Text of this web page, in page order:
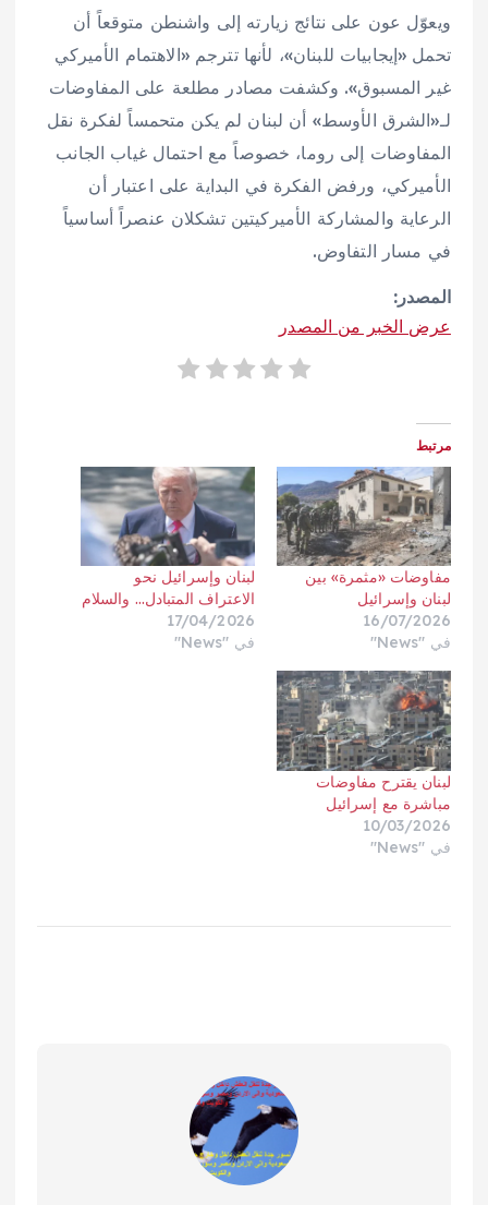
ويعوّل عون على نتائج زيارته إلى واشنطن متوقعاً أن
تحمل «إيجابيات للبنان»، لأنها تترجم «الاهتمام الأميركي
غير المسبوق». وكشفت مصادر مطلعة على المفاوضات
لـ«الشرق الأوسط» أن لبنان لم يكن متحمساً لفكرة نقل
المفاوضات إلى روما، خصوصاً مع احتمال غياب الجانب
الأميركي، ورفض الفكرة في البداية على اعتبار أن
الرعاية والمشاركة الأميركيتين تشكلان عنصراً أساسياً
في مسار التفاوض.
المصدر:
عرض الخبر من المصدر
مرتبط
مفاوضات «مثمرة» بين
لبنان وإسرائيل
16/07/2026
في "News"
لبنان وإسرائيل نحو
الاعتراف المتبادل… والسلام
17/04/2026
في "News"
لبنان يقترح مفاوضات
مباشرة مع إسرائيل
10/03/2026
في "News"